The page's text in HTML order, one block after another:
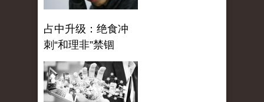
占中升级：绝食冲
刺“和理非”禁锢